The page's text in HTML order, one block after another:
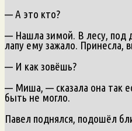
— А это кто?
— Нашла зимой. В лесу, под
лапу ему зажало. Принесла,
— И как зовёшь?
— Миша, — сказала она так
быть не могло.
Павел поднялся, подошёл